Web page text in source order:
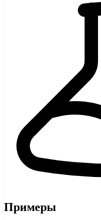
Примеры